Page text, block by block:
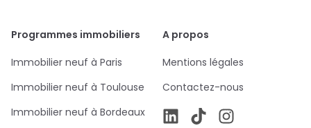
Programmes immobiliers
Immobilier neuf à Paris
Immobilier neuf à Toulouse
Immobilier neuf à Bordeaux
A propos
Mentions légales
Contactez-nous